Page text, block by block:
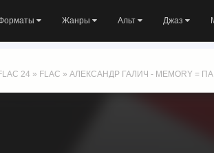
Жанры Альт Джаз
24 » FLAC » АЛЕКСАНДР ГАЛИЧ - MEMORY =